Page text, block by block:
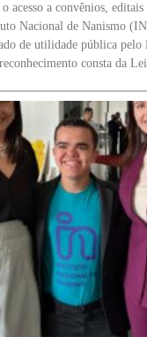
acesso a convênios, editais
Nacional de Nanismo
de utilidade pública pelo
reconhecimento consta da Lei